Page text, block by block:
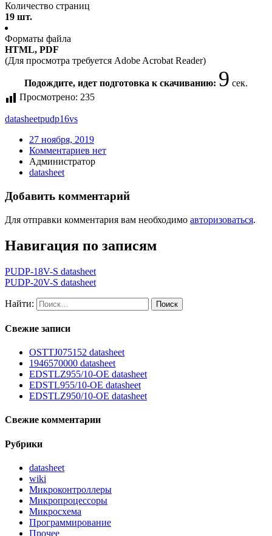
Количество страниц
19 шт.
Форматы файла
HTML, PDF
(Для просмотра требуется Adobe Acrobat Reader)
Подождите, идет подготовка к скачиванию: 9 сек.
Просмотрено: 235
datasheetpudp16vs
27 ноября, 2019
Комментариев нет
Администратор
datasheet
Добавить комментарий
Для отправки комментария вам необходимо авторизоваться.
Навигация по записям
PUDP-18V-S datasheet
PUDP-20V-S datasheet
Найти:
Свежие записи
OSTTJ075152 datasheet
1946570000 datasheet
EDSTLZ955/10-OE datasheet
EDSTL955/10-OE datasheet
EDSTLZ950/10-OE datasheet
Свежие комментарии
Рубрики
datasheet
wiki
Микроконтроллеры
Микропроцессоры
Микросхема
Программирование
Прочее